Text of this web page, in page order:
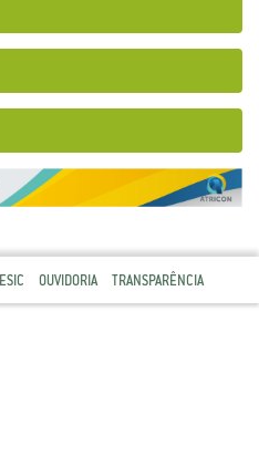
ESIC OUVIDORIA TRANSPARÊNCIA